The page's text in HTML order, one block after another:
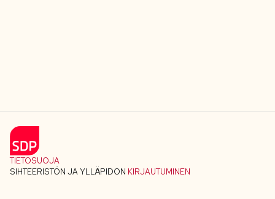
TIETOSUOJA
SIHTEERISTÖN JA YLLÄPIDON KIRJAUTUMINEN